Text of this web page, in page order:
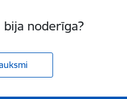
noderīga?